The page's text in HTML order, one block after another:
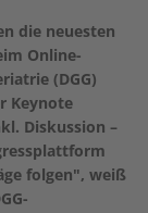
die neuesten
Online-
(DGG)
Keynote
Diskussion –
folgen", weiß